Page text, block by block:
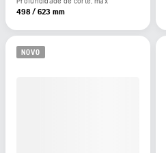
498 / 623 mm
NOVO